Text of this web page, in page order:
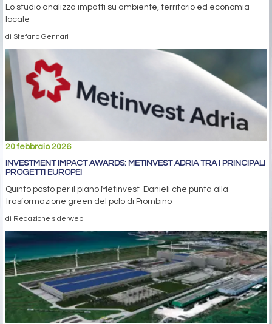
Lo studio analizza impatti su ambiente, territorio ed economia
locale
di Stefano Gennari
20 febbraio 2026
INVESTMENT IMPACT AWARDS: METINVEST ADRIA TRA I PRINCIPALI
PROGETTI EUROPEI
Quinto posto per il piano Metinvest-Danieli che punta alla
trasformazione green del polo di Piombino
di Redazione siderweb